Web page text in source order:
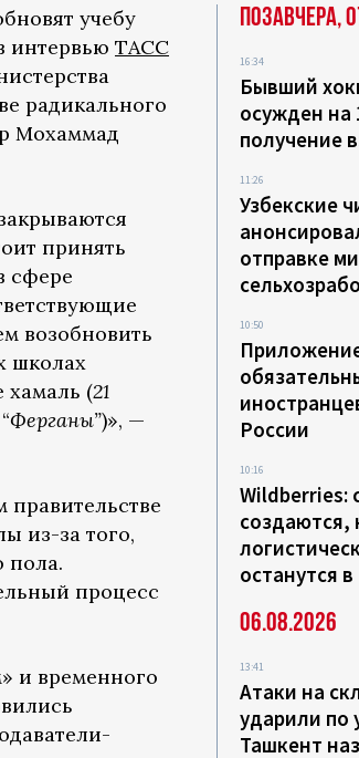
учебу
интервью ТАСС
радикального
Мохаммад
принять
сфере
возобновить
школах
хамаль (21
“Ферганы”)», —
из-за того,
пола.
процесс
и временного
Позавчера,
16:34
Бывший
осужден на
получение
11:26
Узбекские
отправке
10:50
России
10:16
Wildberries:
создаются,
останутся
06.08.2026
13:41
Атаки на
ударили по
Ташкент